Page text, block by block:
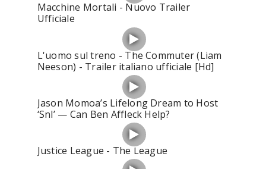
Macchine Mortali - Nuovo Trailer
Ufficiale
L'uomo sul treno - The Commuter (Liam
Neeson) - Trailer italiano ufficiale [Hd]
Jason Momoa’s Lifelong Dream to Host
‘Snl’ — Can Ben Affleck Help?
Justice League - The League